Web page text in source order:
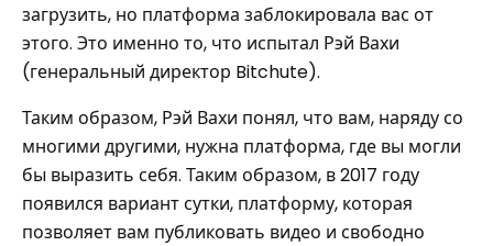
загрузить, но платформа заблокировала вас от
этого. Это именно то, что испытал Рэй Вахи
(генеральный директор Bitchute).
Таким образом, Рэй Вахи понял, что вам, наряду со
многими другими, нужна платформа, где вы могли
бы выразить себя. Таким образом, в 2017 году
появился вариант сутки, платформу, которая
позволяет вам публиковать видео и свободно